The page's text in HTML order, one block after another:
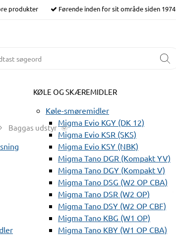
produkter Førende inden for sit område siden 1974
KØLE OG SKÆREMIDLER
Køle-smøremidler
Migma Evio KGY (DK 12)
Migma Evio KSR (SKS)
Migma Evio KSY (NBK)
Migma Tano DGR (Kompakt YV)
Migma Tano DGY (Kompakt V)
Migma Tano DSG (W2 OP CBA)
Migma Tano DSR (W2 OP)
Migma Tano DSY (W2 OP CBF)
Migma Tano KBG (W1 OP)
Migma Tano KBY (W1 OP CBA)
Baggas udstyr